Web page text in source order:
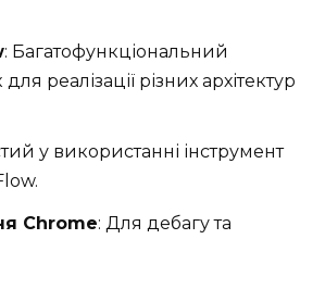
: Багатофункціональний
реалізації різних архітектур
у використанні інструмент
Chrome: Для дебагу та